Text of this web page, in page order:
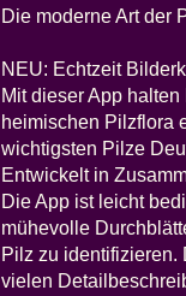
Die moderne Art der
NEU: Echtzeit
Mit dieser App
heimischen Pilzflora
wichtigsten Pilze
Entwickelt in
Die App ist leicht
mühevolle
Pilz zu identifizieren.
vielen